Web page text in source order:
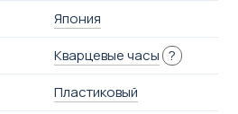
Япония
Кварцевые часы ?
Пластиковый